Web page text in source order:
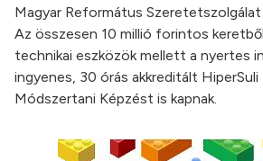
Magyar Református
Az összesen 10 millió forintos
technikai eszközök mellett a nyertes
ingyenes, 30 órás akkreditált HiperSuli
Módszertani Képzést is kapnak.